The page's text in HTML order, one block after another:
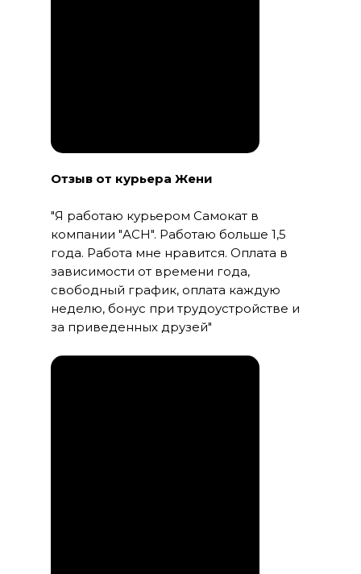
Отзыв от курьера Жени
"Я работаю курьером Самокат в
компании "АСН". Работаю больше 1,5
года. Работа мне нравится. Оплата в
зависимости от времени года,
свободный график, оплата каждую
неделю, бонус при трудоустройстве и
за приведенных друзей"